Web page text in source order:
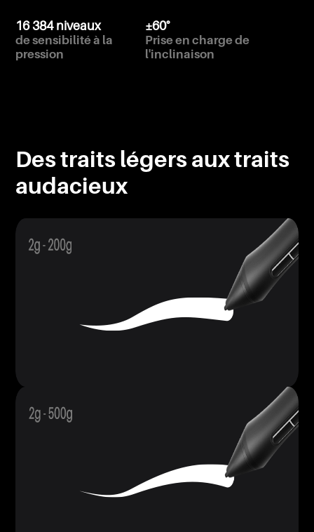
16 384 niveaux
de sensibilité à la
pression
±60°
Prise en charge de
l'inclinaison
Des traits légers aux traits
audacieux